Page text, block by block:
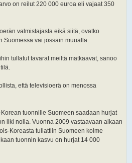
on reilut 220 000 euroa eli vajaat 350
valmistajasta eikä siitä, ovatko
Suomessa vai jossain muualla.
tullatut tavarat meiltä matkaavat, sanoo
että televisioerä on menossa
tuonnille Suomeen saadaan hurjat
liki nolla. Vuonna 2009 vastaavaan aikaan
Koreasta tullattiin Suomeen kolme
tuonnin kasvu on hurjat 14 000